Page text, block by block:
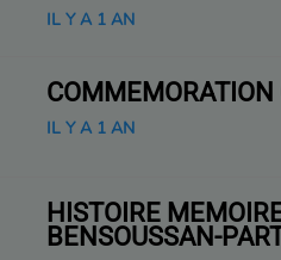
IL Y A 1 AN
IL Y A 1 AN
HISTOIRE
BENSOUSSAN-